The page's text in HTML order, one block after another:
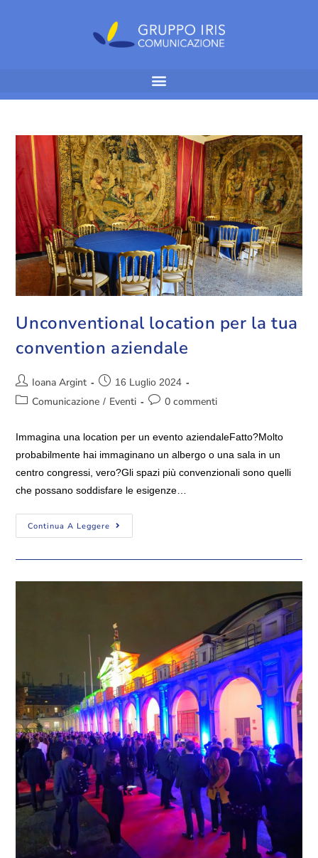
Unconventional location per la tua
convention aziendale
Ioana Argint 16 Luglio 2024
Comunicazione / Eventi 0 commenti
Immagina una location per un evento aziendaleFatto?Molto
probabilmente hai immaginano un albergo o una sala in un
centro congressi, vero?Gli spazi più convenzionali sono quelli
che possano soddisfare le esigenze…
Continua A Leggere